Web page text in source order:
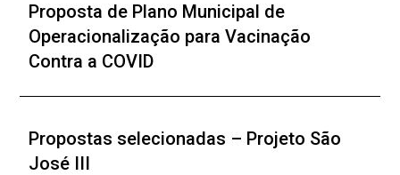
Proposta de Plano Municipal de
Operacionalização para Vacinação
Contra a COVID
Propostas selecionadas – Projeto São
José III